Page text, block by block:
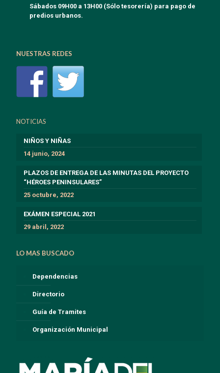
Sábados 09H00 a 13H00 (Sólo tesorería) para pago de
predios urbanos.
NUESTRAS REDES
NOTICIAS
NIÑOS Y NIÑAS
14 junio, 2024
PLAZOS DE ENTREGA DE LAS MINUTAS DEL PROYECTO
“HÉROES PENINSULARES”
25 octubre, 2022
EXÁMEN ESPECIAL 2021
29 abril, 2022
LO MAS BUSCADO
Dependencias
Directorio
Guía de Tramites
Organización Municipal